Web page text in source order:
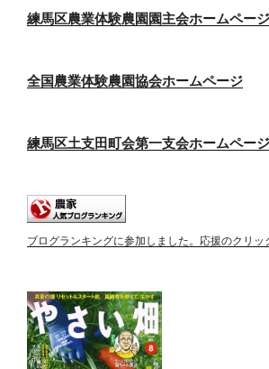
練馬区農業体験農園園主会ホームページ
全国農業体験農園協会ホームページ
練馬区土支田町会第一支会ホームページ
ブログランキングに参加しました。応援のクリッ